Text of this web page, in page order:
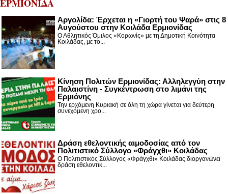
ΕΡΜΙΟΝΙΔΑ
Αργολίδα: Έρχεται η «Γιορτή του Ψαρά» στις 8
Αυγούστου στην Κοιλάδα Ερμιονίδας
Ο Αθλητικός Όμιλος «Κορωνίς» με τη Δημοτική Κοινότητα
Κοιλάδας, με το...
Κίνηση Πολιτών Ερμιονίδας: Αλληλεγγύη στην
Παλαιστίνη - Συγκέντρωση στο λιμάνι της
Ερμιόνης
Την ερχόμενη Κυριακή σε όλη τη χώρα γίνεται για δεύτερη
συνεχόμενη χρο...
Δράση εθελοντικής αιμοδοσίας από τον
Πολιτιστικό Σύλλογο «Φράγχθι» Κοιλάδας
Ο Πολιτιστικός Σύλλογος «Φράγχθι» Κοιλάδας διοργανώνει
δράση εθελοντικ...